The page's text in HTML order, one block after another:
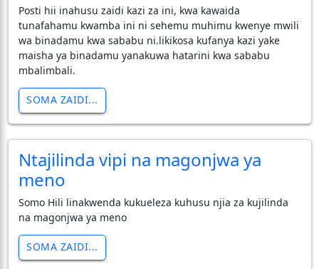
Posti hii inahusu zaidi kazi za ini, kwa kawaida
tunafahamu kwamba ini ni sehemu muhimu kwenye mwili
wa binadamu kwa sababu ni.likikosa kufanya kazi yake
maisha ya binadamu yanakuwa hatarini kwa sababu
mbalimbali.
SOMA ZAIDI...
Ntajilinda vipi na magonjwa ya
meno
Somo Hili linakwenda kukueleza kuhusu njia za kujilinda
na magonjwa ya meno
SOMA ZAIDI...